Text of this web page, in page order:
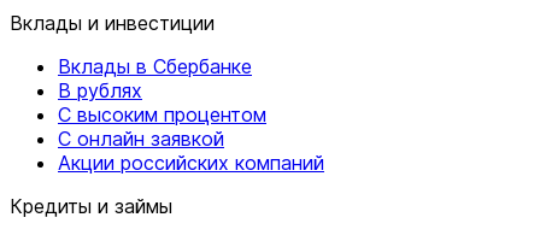
Вклады и инвестиции
Вклады в Сбербанке
В рублях
С высоким процентом
С онлайн заявкой
Акции российских компаний
Кредиты и займы